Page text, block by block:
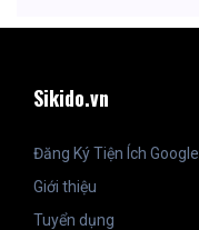
Sikido.vn
Đăng Ký Tiện Ích Google
Giới thiệu
Tuyển dụng